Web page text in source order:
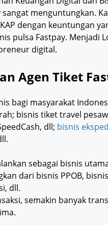
menguntungkan.
dengan keuntungan
pulsa Fastpay. Menjadi
digital.
Agen Tiket
bagi masyarakat
bisnis tiket travel
dll; bisnis
sebagai bisnis
dari bisnis PPOB,
dll.
semakin banyak